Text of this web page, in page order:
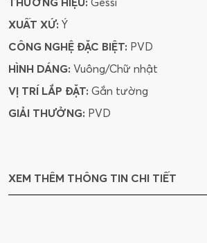
XUẤT XỨ: Ý
CÔNG NGHỆ ĐẶC BIỆT: PVD
HÌNH DÁNG: Vuông/Chữ nhật
VỊ TRÍ LẮP ĐẶT: Gắn tường
GIẢI THƯỞNG: PVD
XEM THÊM THÔNG TIN CHI TIẾT